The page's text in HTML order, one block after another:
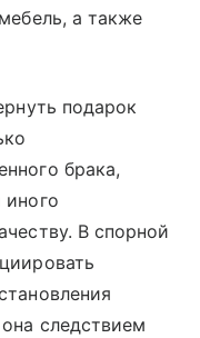
а также
подарок
брака,
иного
В спорной
следствием